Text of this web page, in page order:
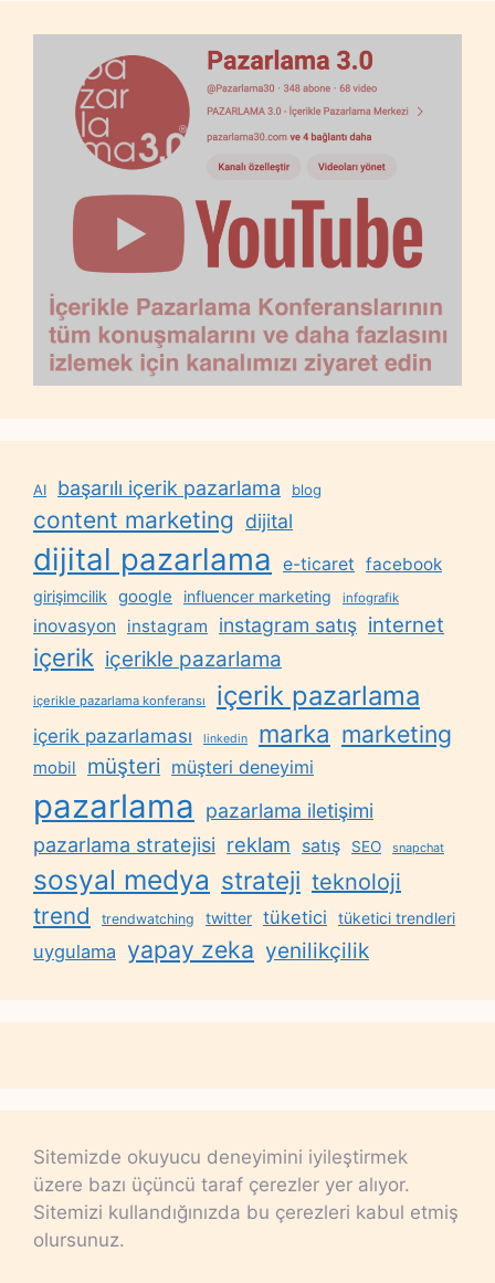
AI başarılı içerik pazarlama blog
content marketing dijital
dijital pazarlama e-ticaret facebook
girişimcilik google influencer marketing infografik
inovasyon instagram instagram satış internet
içerik içerikle pazarlama
içerikle pazarlama konferansı içerik pazarlama
içerik pazarlaması linkedin marka marketing
mobil müşteri müşteri deneyimi
pazarlama
pazarlama iletişimi
pazarlama stratejisi reklam satış SEO snapchat
sosyal medya strateji teknoloji
trend trendwatching twitter tüketici tüketici trendleri
uygulama yapay zeka yenilikçilik
Sitemizde okuyucu deneyimini iyileştirmek
üzere bazı üçüncü taraf çerezler yer alıyor.
Sitemizi kullandığınızda bu çerezleri kabul etmiş
olursunuz.